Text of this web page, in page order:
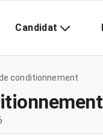
Candidat
conditionnement